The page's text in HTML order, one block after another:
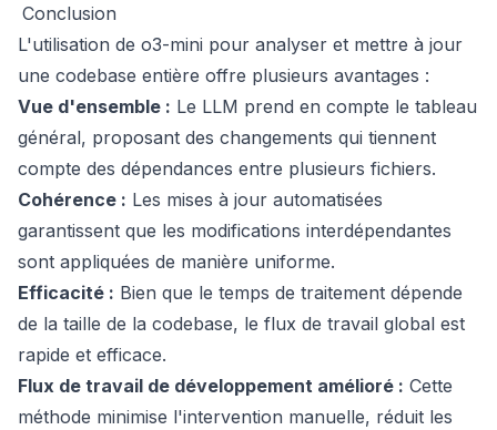
Conclusion
L'utilisation de o3-mini pour analyser et mettre à jour
une codebase entière offre plusieurs avantages :
Vue d'ensemble : Le LLM prend en compte le tableau
général, proposant des changements qui tiennent
compte des dépendances entre plusieurs fichiers.
Cohérence : Les mises à jour automatisées
garantissent que les modifications interdépendantes
sont appliquées de manière uniforme.
Efficacité : Bien que le temps de traitement dépende
de la taille de la codebase, le flux de travail global est
rapide et efficace.
Flux de travail de développement amélioré : Cette
méthode minimise l'intervention manuelle, réduit les